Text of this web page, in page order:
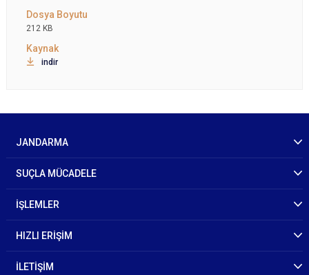
212 KB
indir
JANDARMA
SUÇLA MÜCADELE
İŞLEMLER
HIZLI ERİŞİM
İLETİŞİM